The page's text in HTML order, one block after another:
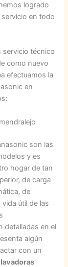
logrado
en todo
servicio técnico
como nuevo
efectuamos la
en
son las
y es
hogar de tan
de carga
de
vida útil de las
detalladas en el
algún
con un